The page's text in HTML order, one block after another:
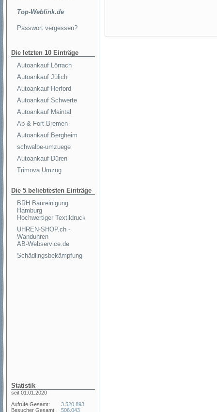
Top-Weblink.de
Passwort vergessen?
Die letzten 10 Einträge
Autoankauf Lörrach
Autoankauf Jülich
Autoankauf Herford
Autoankauf Schwerte
Autoankauf Maintal
Ab & Fort Bremen
Autoankauf Bergheim
schwalbe-umzuege
Autoankauf Düren
Trimova Umzug
Die 5 beliebtesten Einträge
BRH Baureinigung
Hamburg
Hochwertiger Textildruck
UHREN-SHOP.ch -
Wanduhren
AB-Webservice.de
Schädlingsbekämpfung
Statistik
seit 01.01.2020
Aufrufe Gesamt:
Besucher Gesamt:
3.520.893
506.043